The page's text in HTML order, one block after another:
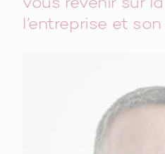
vous revenir sur
l’entreprise et